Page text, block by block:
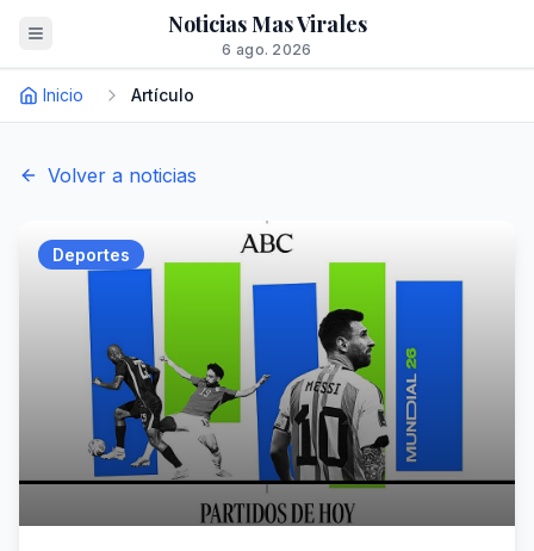
Noticias Mas Virales
6 ago. 2026
Inicio Artículo
Volver a noticias
Deportes